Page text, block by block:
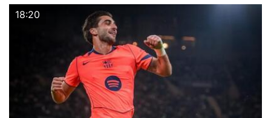
18:20